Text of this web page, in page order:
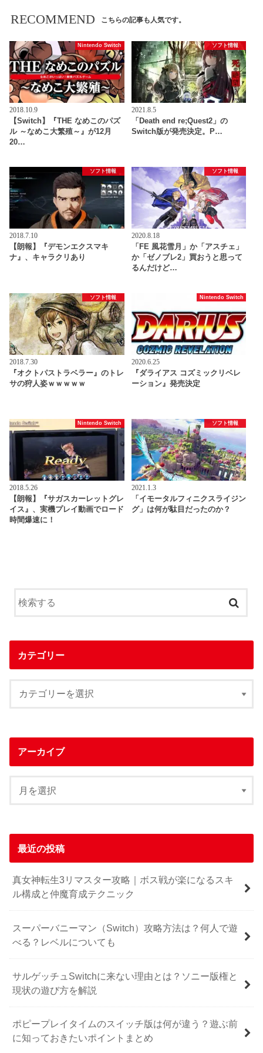
RECOMMEND こちらの記事も人気です。
Nintendo Switch
2018.10.9
【Switch】『THE なめこのパズ
ル ～なめこ大繁殖～』が12月
20…
ソフト情報
2021.8.5
「Death end re;Quest2」の
Switch版が発売決定。P…
ソフト情報
2018.7.10
【朗報】『デモンエクスマキ
ナ』、キャラクリあり
ソフト情報
2020.8.18
「FE 風花雪月」か「アスチェ」
か「ゼノブレ2」買おうと思って
るんだけど…
ソフト情報
2018.7.30
『オクトパストラベラー』のトレ
サの狩人姿ｗｗｗｗｗ
Nintendo Switch
2020.6.25
『ダライアス コズミックリベレ
ーション』発売決定
Nintendo Switch
2018.5.26
【朗報】『サガスカーレットグレ
イス』、実機プレイ動画でロード
時間爆速に！
ソフト情報
2021.1.3
「イモータルフィニクスライジン
グ」は何が駄目だったのか？
カテゴリー
アーカイブ
最近の投稿
真女神転生3リマスター攻略｜ボス戦が楽になるスキ
ル構成と仲魔育成テクニック
スーパーバニーマン（Switch）攻略方法は？何人で遊
べる？レベルについても
サルゲッチュSwitchに来ない理由とは？ソニー版権と
現状の遊び方を解説
ポピープレイタイムのスイッチ版は何が違う？遊ぶ前
に知っておきたいポイントまとめ